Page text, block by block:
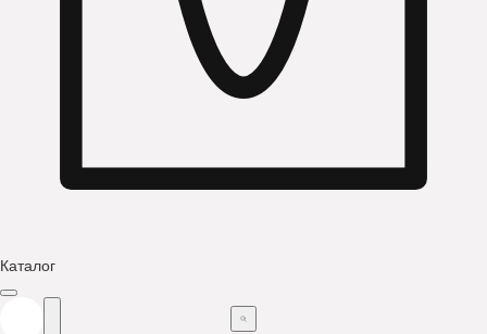
Каталог